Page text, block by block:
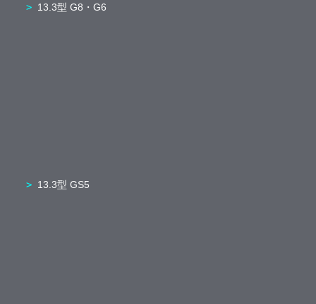
13.3型 G8・G6
13.3型 GS5